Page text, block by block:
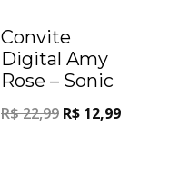
Convite
Digital Amy
Rose – Sonic
R$22,99 R$ 12,99